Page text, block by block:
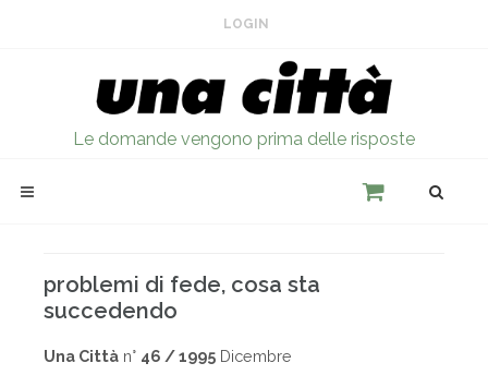
LOGIN
Le domande vengono prima delle risposte
problemi di fede, cosa sta
succedendo
Una Città n° 46 / 1995 Dicembre